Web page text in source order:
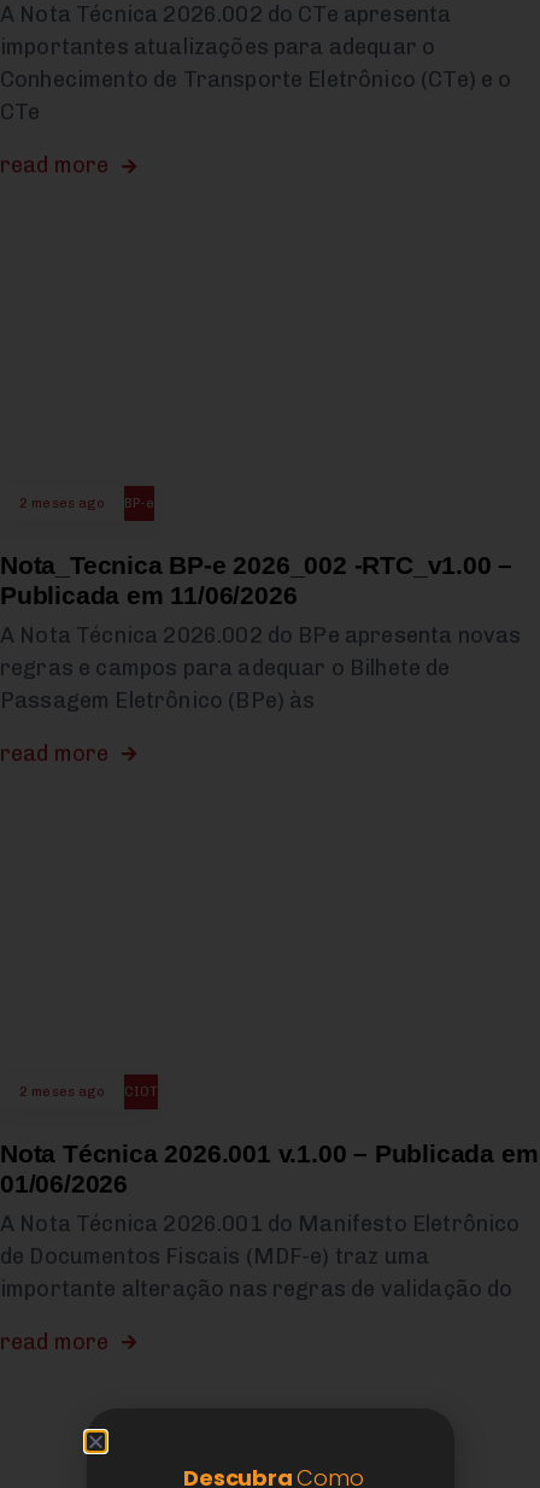
A Nota Técnica 2026.002 do CTe apresenta
importantes atualizações para adequar o
Conhecimento de Transporte Eletrônico (CTe) e o
CTe
read more
2 meses ago BP-e
Nota_Tecnica BP-e 2026_002 -RTC_v1.00 –
Publicada em 11/06/2026
A Nota Técnica 2026.002 do BPe apresenta novas
regras e campos para adequar o Bilhete de
Passagem Eletrônico (BPe) às
read more
2 meses ago CIOT
Nota Técnica 2026.001 v.1.00 – Publicada em
01/06/2026
A Nota Técnica 2026.001 do Manifesto Eletrônico
de Documentos Fiscais (MDF-e) traz uma
importante alteração nas regras de validação do
read more
DescubraComo